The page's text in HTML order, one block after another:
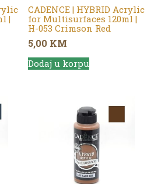
|
CADENCE | HYBRID Acrylic
for Multisurfaces 120ml |
H-053 Crimson Red
5,00 KM
Dodaj u korpu